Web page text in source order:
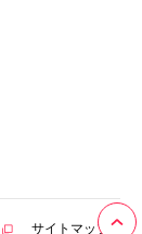
サイトマップ